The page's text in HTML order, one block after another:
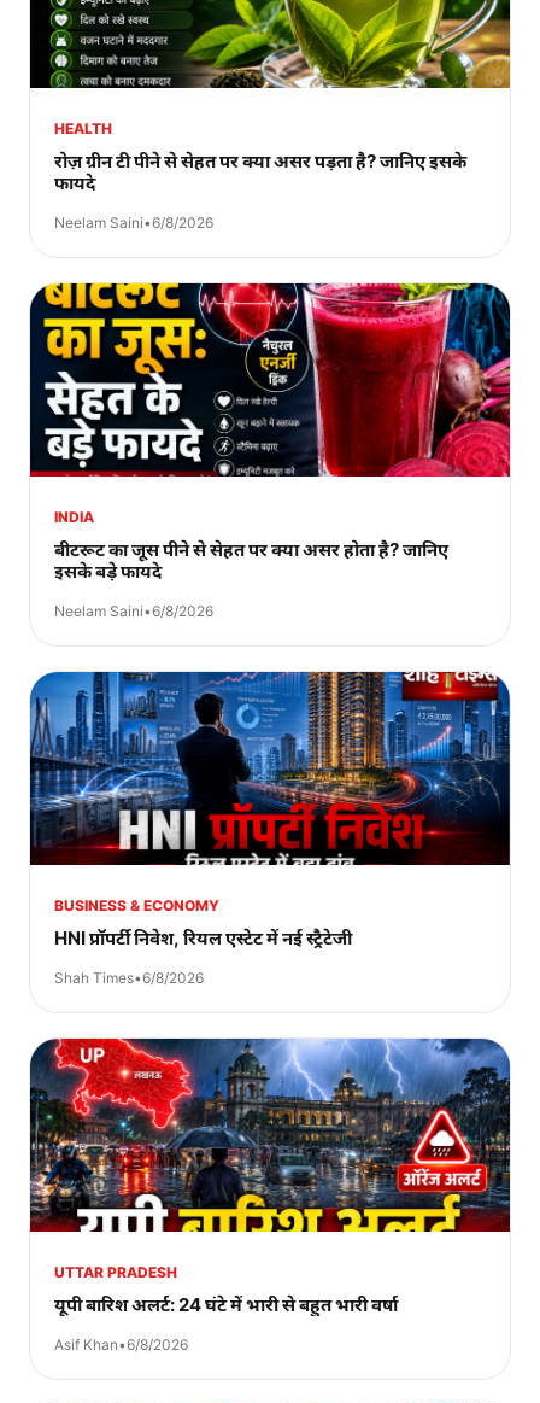
HEALTH
रोज़ ग्रीन टी पीने से सेहत पर क्या असर पड़ता है? जानिए इसके
फायदे
Neelam Saini•6/8/2026
INDIA
बीटरूट का जूस पीने से सेहत पर क्या असर होता है? जानिए
इसके बड़े फायदे
Neelam Saini•6/8/2026
BUSINESS & ECONOMY
HNI प्रॉपर्टी निवेश, रियल एस्टेट में नई स्ट्रैटेजी
Shah Times•6/8/2026
UTTAR PRADESH
यूपी बारिश अलर्ट: 24 घंटे में भारी से बहुत भारी वर्षा
Asif Khan•6/8/2026